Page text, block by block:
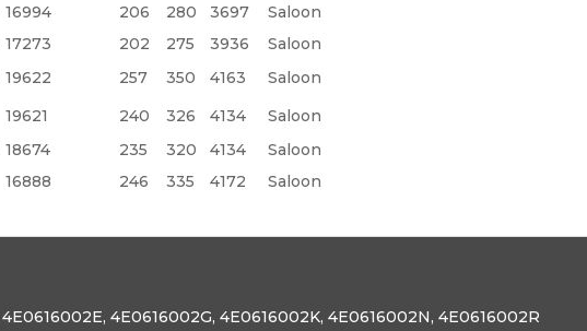
16994 206 280 3697
Saloon
17273 202 275 3936
Saloon
19622 257 350 4163
Saloon
19621 240 326 4134
Saloon
18674 235 320 4134
Saloon
16888 246 335 4172 Saloon
4E0616002E, 4E0616002G, 4E0616002K, 4E0616002N, 4E0616002R